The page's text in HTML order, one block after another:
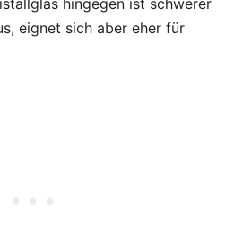
hingegen ist schwerer
eignet sich aber eher für